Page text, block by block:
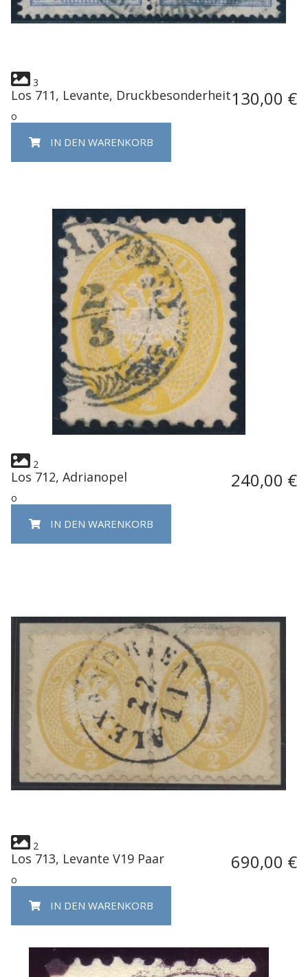
3
Los 711, Levante, Druckbesonderheit130,00 €
o
IN DEN WARENKORB
2
Los 712, Adrianopel 240,00 €
o
IN DEN WARENKORB
2
Los 713, Levante V19 Paar 690,00 €
o
IN DEN WARENKORB